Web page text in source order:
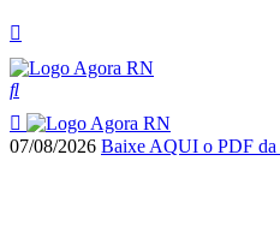
07/08/2026 Baixe AQUI o PDF da